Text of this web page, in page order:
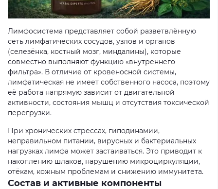
Лимфосистема представляет собой разветвлённую
сеть лимфатических сосудов, узлов и органов
(селезёнка, костный мозг, миндалины), которые
совместно выполняют функцию «внутреннего
фильтра». В отличие от кровеносной системы,
лимфатическая не имеет собственного насоса, поэтому
её работа напрямую зависит от двигательной
активности, состояния мышц и отсутствия токсической
перегрузки.
При хронических стрессах, гиподинамии,
неправильном питании, вирусных и бактериальных
нагрузках лимфа может застаиваться. Это приводит к
накоплению шлаков, нарушению микроциркуляции,
отёкам, кожным проблемам и снижению иммунитета.
Состав и активные компоненты